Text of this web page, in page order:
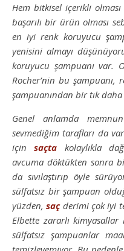
Hem bitkisel içerikli
başarılı bir ürün olması
en iyi renk koruyucu
yenisini almayı
koruyucu şampuanı var.
Rocher’nin bu şampuanı,
şampuanından bir tık
Genel anlamda
sevmediğim tarafları da
içinsaçta kolaylıkla
avcuma döktükten sonra
da sıvılaştırıp öyle
sülfatsız bir şampuan
yüzden,saçderimi çok iyi
Elbette zararlı
sülfatsız şampuanlar